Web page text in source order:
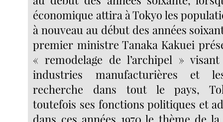
économique attira à Tokyo les
à nouveau au début des années
premier ministre Tanaka Kakuei
« remodelage de l’archipel »
industries manufacturières et
recherche dans tout le pays,
toutefois ses fonctions politiques et
dans ces années 1970 le thème de